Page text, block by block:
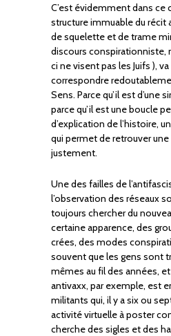
C’est évidemment dans ce
structure immuable du récit
de squelette et de trame
discours conspirationniste,
ci ne visent pas les Juifs ), va
correspondre
Sens. Parce qu’il est d’une
parce qu’il est une boucle
d’explication de l’histoire,
qui permet de retrouver
justement.
Une des failles de
l’observation des réseaux
toujours chercher du
certaine apparence, des
crées, des modes
souvent que les gens sont
mêmes au fil des années,
antivaxx, par exemple, est
militants qui, il y a six ou
activité virtuelle à poster
cherche des sigles et des